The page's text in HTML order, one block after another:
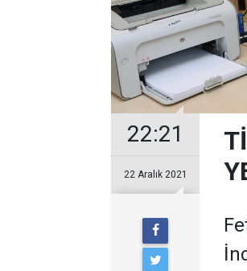
22:21
22 Aralık 2021